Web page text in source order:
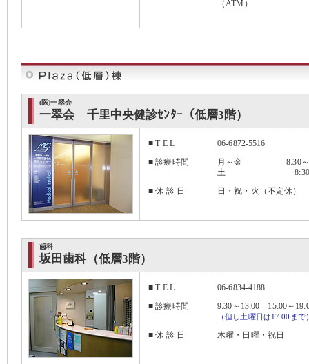
（ATM） 平
(医)一翠会
一翠会 千里中央健診ｾﾝﾀｰ（低層3階）
■ T E L
06-6872-5516
■ 診療時間
月～金 8:30～
土 8:30～
■ 休 診 日
日・祝・火（不定休）
歯科
坂田歯科（低層3階）
■ T E L
06-6834-4188
■ 診療時間
9:30～13:00 15:00～
（但し土曜日は17:00まで
■ 休 診 日 木曜・日曜・祝日